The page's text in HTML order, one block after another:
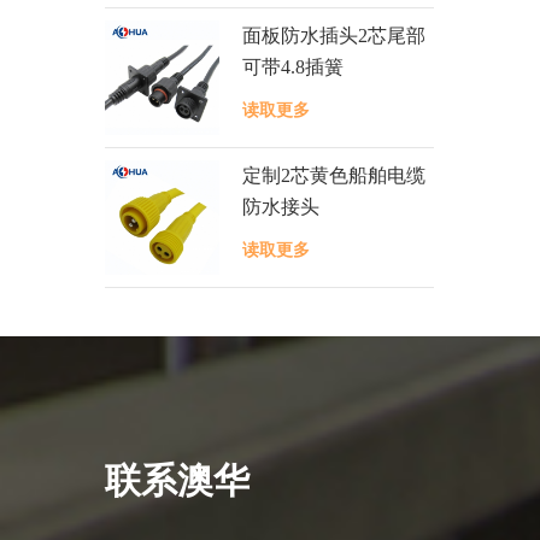
面板防水插头2芯尾部
可带4.8插簧
读取更多
定制2芯黄色船舶电缆
防水接头
读取更多
联系澳华